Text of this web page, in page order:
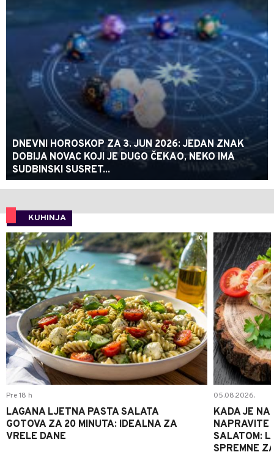
DNEVNI HOROSKOP ZA 3. JUN 2026: JEDAN ZNAK
DOBIJA NOVAC KOJI JE DUGO ČEKAO, NEKO IMA
SUDBINSKI SUSRET...
KUHINJA
0
Pre 18 h
LAGANA LJETNA PASTA SALATA
GOTOVA ZA 20 MINUTA: IDEALNA ZA
VRELE DANE
05.08.2026.
KADA JE
NAPRAVITE
SALATOM:
SPREMNE